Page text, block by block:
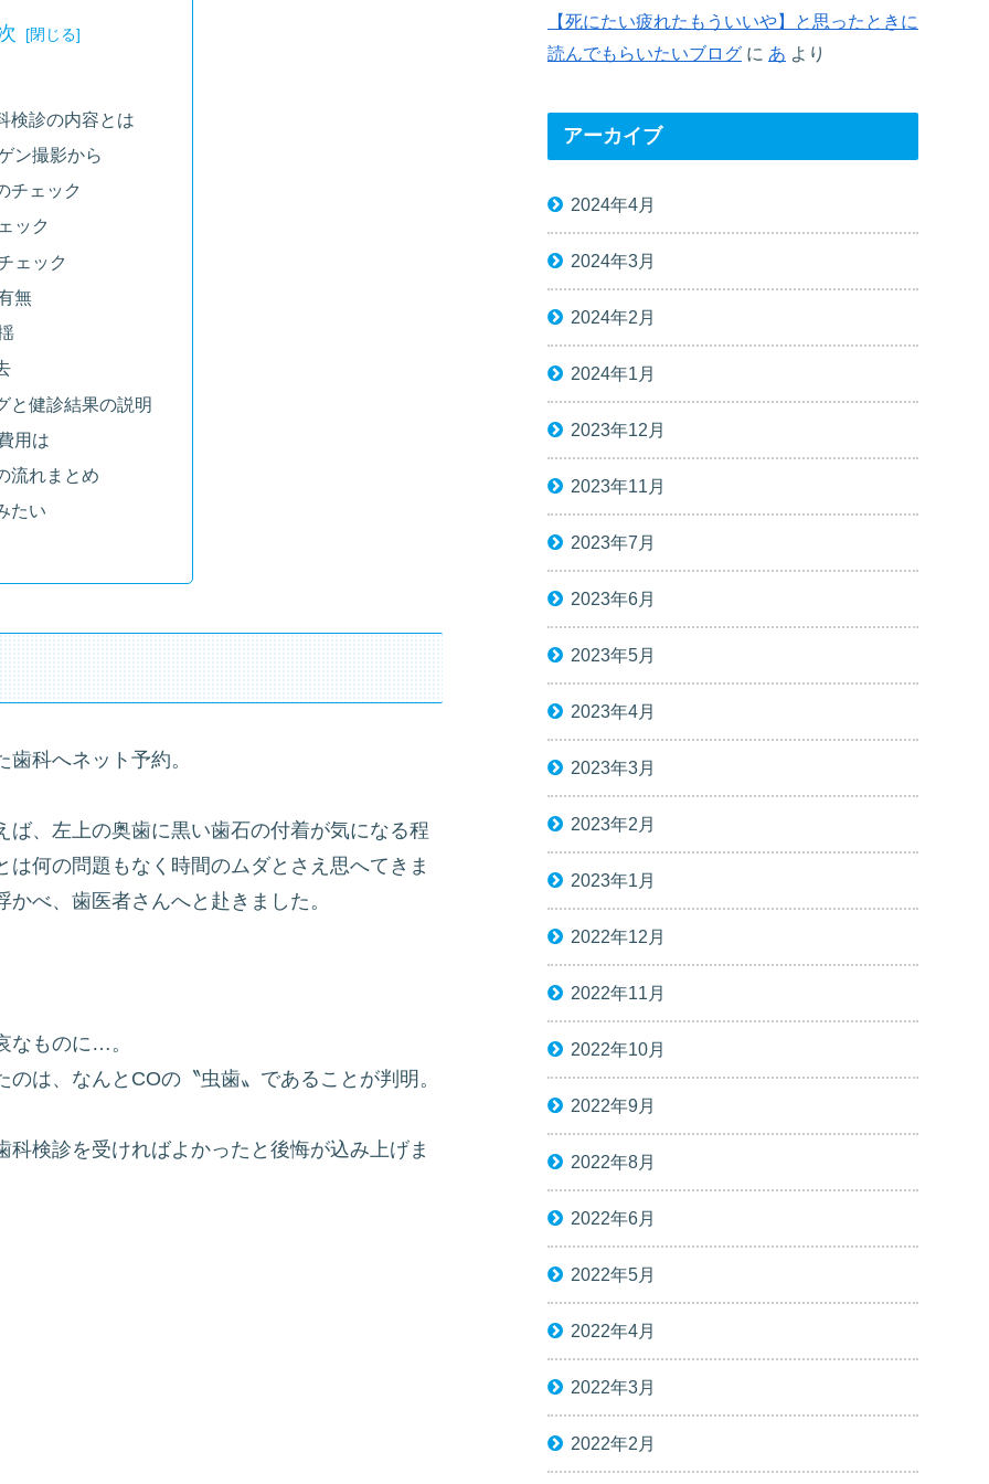
検診の内容とは
ン撮影から
チェック
ック
ェック
無
と健診結果の説明
用は
流れまとめ
たい
科へネット予約。
、左上の奥歯に黒い歯石の付着が気になる程
何の問題もなく時間のムダとさえ思へてきま
べ、歯医者さんへと赴きました。
なものに…。
は、なんとCOの〝虫歯〟であることが判明。
検診を受ければよかったと後悔が込み上げま
【死にたい疲れたもういいや】と思ったときに
読んでもらいたいブログ に あ より
アーカイブ
2024年4月
2024年3月
2024年2月
2024年1月
2023年12月
2023年11月
2023年7月
2023年6月
2023年5月
2023年4月
2023年3月
2023年2月
2023年1月
2022年12月
2022年11月
2022年10月
2022年9月
2022年8月
2022年6月
2022年5月
2022年4月
2022年3月
2022年2月